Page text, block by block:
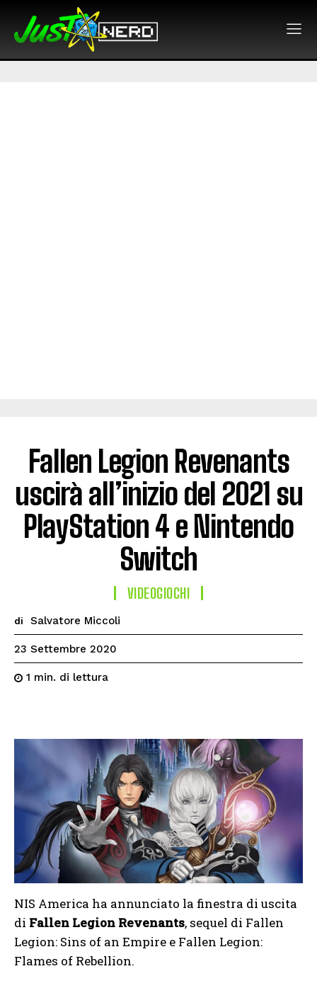
Fallen Legion Revenants
uscirà all’inizio del 2021 su
PlayStation 4 e Nintendo
Switch
VIDEOGIOCHI
di Salvatore Miccoli
23 Settembre 2020
1 min. di lettura
NIS America ha annunciato la finestra di uscita
di Fallen Legion Revenants, sequel di Fallen
Legion: Sins of an Empire e Fallen Legion:
Flames of Rebellion.